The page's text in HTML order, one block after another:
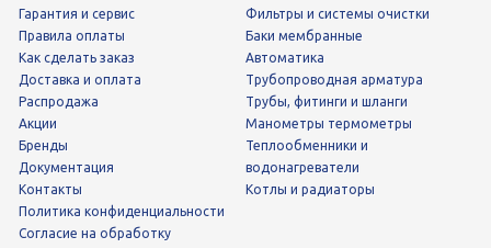
Гарантия и сервис
Правила оплаты
Как сделать заказ
Доставка и оплата
Распродажа
Акции
Бренды
Документация
Контакты
фильтры и системы очистки
Баки мембранные
Автоматика
трубопроводная арматура
трубы, фитинги и шланги
манометры термометры
теплообменники и
водонагреватели
Котлы и радиаторы
Политика конфиденциальности
Согласие на обработку